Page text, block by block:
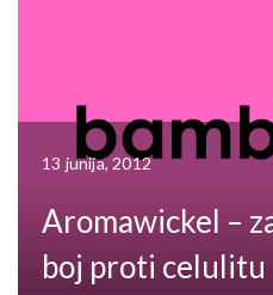
13 junija, 2012
Aromawickel –
boj proti celulitu